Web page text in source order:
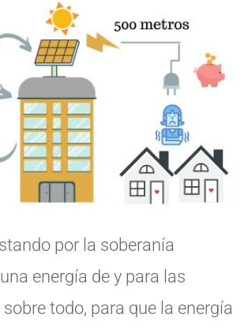
por la soberanía
energía de y para las
todo, para que la energía